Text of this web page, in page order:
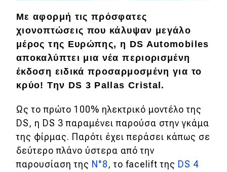
Main navigation
Επικαιρότητα
Νέα μοντέλα
Πρωτότυπα
Ελλάδα
Κόσμος
Τεχνολογία
Ασφάλεια
Αγορά
Με αφορμή τις πρόσφατες
χιονοπτώσεις που κάλυψαν μεγάλο
μέρος της Ευρώπης, η DS Automobiles
αποκαλύπτει μια νέα περιορισμένη
έκδοση ειδικά προσαρμοσμένη για το
κρύο! Την DS 3 Pallas Cristal.
Ως το πρώτο 100% ηλεκτρικό μοντέλο της
DS, η DS 3 παραμένει παρούσα στην γκάμα
της φίρμας. Παρότι έχει περάσει κάπως σε
δεύτερο πλάνο ύστερα από την
παρουσίαση της N°8, το facelift της DS 4